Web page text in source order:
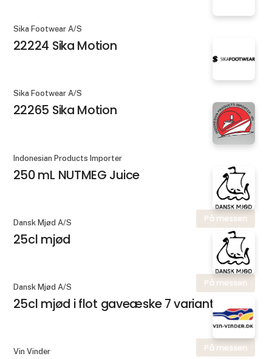
Sika Footwear A/S
22224 Sika Motion
Sika Footwear A/S
22265 Sika Motion
Indonesian Products Importer
250 mL NUTMEG Juice
På messen
Dansk Mjød A/S
25cl mjød
På messen
Dansk Mjød A/S
25cl mjød i flot gaveæske 7 varianter
På messen
Vin Vinder